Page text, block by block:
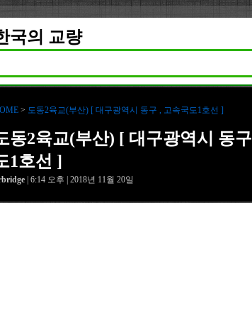
국의 교량
> 도동2육교(부산) [ 대구광역시 동구 , 고속국도1호선 ]
동2육교(부산) [ 대구광역시 동
1호선 ]
| 6:14 오후 | 2018년 11월 20일